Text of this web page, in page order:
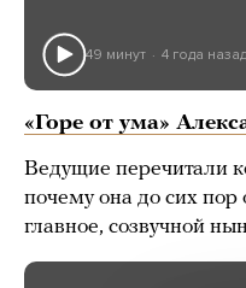
49 минут 4 года назад
«Горе от ума»
Ведущие перечитали
почему она до сих
главное, созвучной